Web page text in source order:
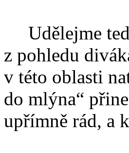
Udělejme
z pohledu
v této oblasti
do mlýna“
upřímně rád, a